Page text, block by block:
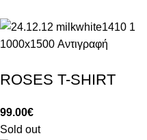
ROSES T-SHIRT
99.00€
Sold out